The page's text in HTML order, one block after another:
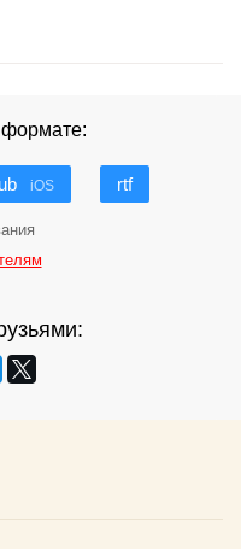
формате:
iOS rtf